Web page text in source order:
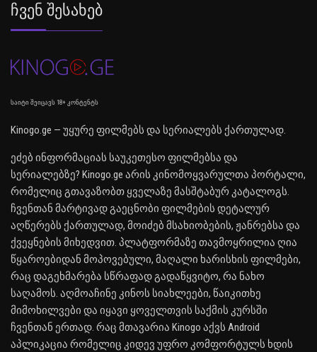
Ჩვენ Შესახებ
საიტი შეიცავს 18+ კონტენტს
Kinogo.ge — უყურე ფილმებს და სერიალებს ქართულად.
ეძებ ინფორმაციას საუკეთესო ფილმებსა და
სერიალებზე? Kinogo.ge არის კინომოყვარულთა პორტალი,
რომელიც გთავაზობთ ყველაზე მასშტაბურ კატალოგს.
ჩვენთან მარტივად გაეცნობი ფილმების დეტალურ
აღწერებს ქართულად, მოიძებ მსახიობების, ჟანრებსა და
ქვეყნების მიხედვით. პლატფორმაზე თავმოყრილია ღია
წყაროებიდან მოპოვებული, მაღალი ხარისხის ფილმები,
რაც დაგეხმარება სწრაფად გადაწყვიტო, რა ნახო
საღამოს. აღმოაჩინე კინოს სიახლეები, წაიკითხე
მიმოხილვები და იყავი ყოველთვის საქმის კურსში
ჩვენთან ერთად. რაც მთავარია Kinogo აქვს Android
აპლიკაცია რომელიც კიდევ უფრო კომფორტულს ხდის